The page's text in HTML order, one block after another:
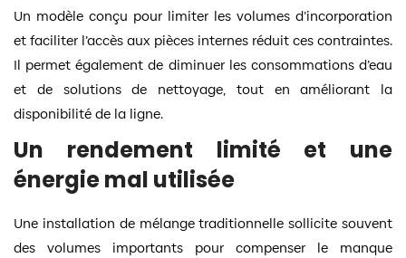
Un modèle conçu pour limiter les volumes d’incorporation
et faciliter l’accès aux pièces internes réduit ces contraintes.
Il permet également de diminuer les consommations d’eau
et de solutions de nettoyage, tout en améliorant la
disponibilité de la ligne.
Un rendement limité et une
énergie mal utilisée
Une installation de mélange traditionnelle sollicite souvent
des volumes importants pour compenser le manque